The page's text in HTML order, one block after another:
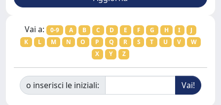
Vai a: 0-9 A B C D E F G H I
J
K
L M N O P Q R S T U V
W
X
Y Z
o inserisci le iniziali: